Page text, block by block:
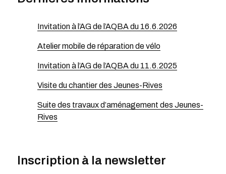
Invitation à l’AG de l’AQBA du 16.6.2026
Atelier mobile de réparation de vélo
Invitation à l’AG de l’AQBA du 11.6.2025
Visite du chantier des Jeunes-Rives
Suite des travaux d’aménagement des Jeunes-
Rives
Inscription à la newsletter